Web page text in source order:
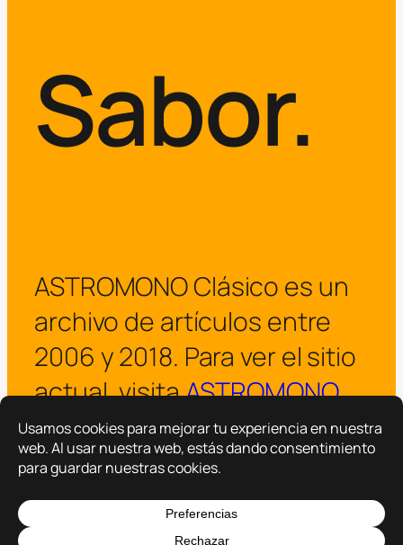
Sabor.
ASTROMONO Clásico es un
archivo de artículos entre
2006 y 2018. Para ver el sitio
actual, visitaASTROMONO.
¡Visitar ASTROMONO ya!
Copyright © 2025 –ASTROMONO Hazlo por familia.